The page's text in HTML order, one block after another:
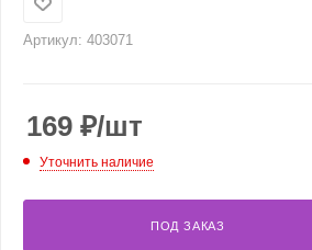
Артикул: 403071
169 ₽/шт
Уточнить наличие
ПОД ЗАКАЗ